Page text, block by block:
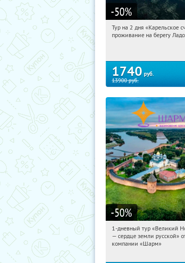
-50%
13:50:04
Тур на 2 дня «Карельское
проживание на берегу
1740 руб.
13900руб.
-50%
13:50:04
Достоевская
1-дневный тур «Великий
— сердце земли русской»
компании «Шарм»